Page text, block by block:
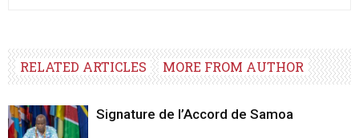
RELATED ARTICLES MORE FROM AUTHOR
Signature de l’Accord de Samoa